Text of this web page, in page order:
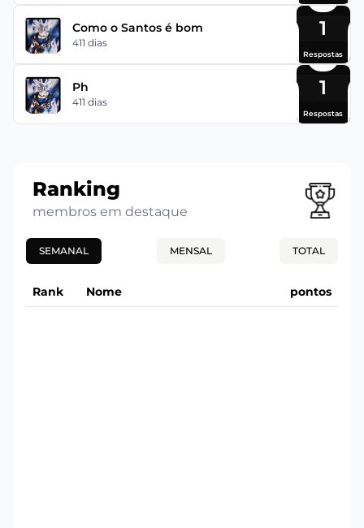
Como o Santos é bom
411 dias
1
Respostas
Ph
411 dias
1
Respostas
Ranking
membros em destaque
SEMANAL MENSAL TOTAL
Rank Nome pontos